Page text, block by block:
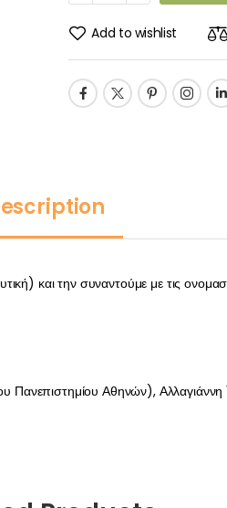
Add to wishlist
και την συναντούμε με τις
Πανεπιστημίου Αθηνών),